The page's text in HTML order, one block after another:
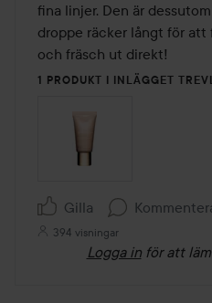
fina linjer. Den är
droppe räcker långt för
och fräsch ut direkt!
1 PRODUKT I INLÄGGET
Gilla
394 visningar
Logga in för att